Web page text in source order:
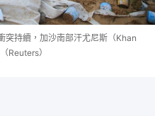
突持續，加沙南部汗尤尼斯（Khan
Reuters）